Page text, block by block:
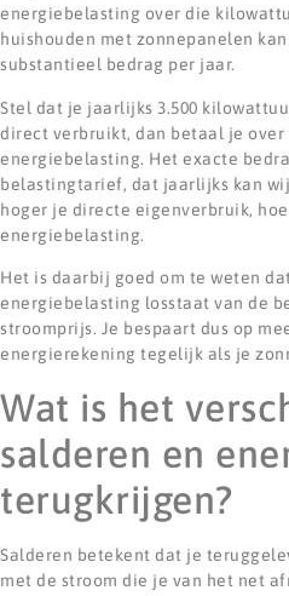
energiebelasting over die
huishouden met zonnepanelen
substantieel bedrag per jaar.
Stel dat je jaarlijks 3.500
direct verbruikt, dan betaal je over
energiebelasting. Het exacte
belastingtarief, dat jaarlijks kan
hoger je directe eigenverbruik,
energiebelasting.
Het is daarbij goed om te weten
energiebelasting losstaat van de
stroomprijs. Je bespaart dus op
energierekening tegelijk als je
Wat is het
salderen en
terugkrijgen?
Salderen betekent dat je
met de stroom die je van het net